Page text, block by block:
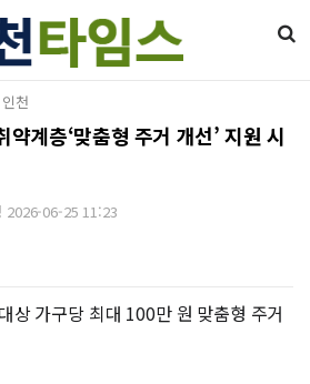
인천
계층‘맞춤형 주거 개선’ 지원 시
2026-06-25 11:23
상 가구당 최대 100만 원 맞춤형 주거